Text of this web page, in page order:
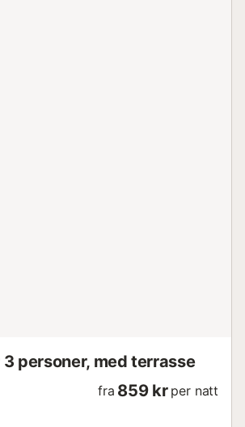
3 personer, med terrasse
fra 859 kr per natt